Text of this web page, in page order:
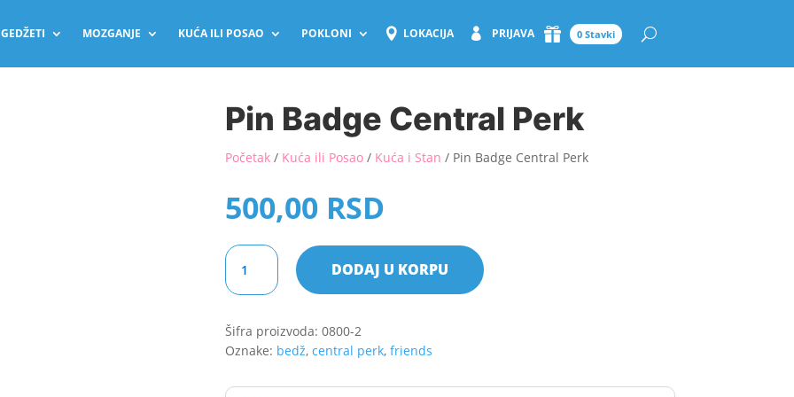
GEDŽETI MOZGANJE KUĆA ILI POSAO POKLONI LOKACIJA PRIJAVA 0 Stavki
Pin Badge Central Perk
Početak/ Kuća ili Posao/ Kuća i Stan / Pin Badge Central Perk
500,00 RSD
Pin
Badge
Central
količina
DODAJ U KORPU
Šifra proizvoda: 0800-2
Oznake: bedž, central perk, friends